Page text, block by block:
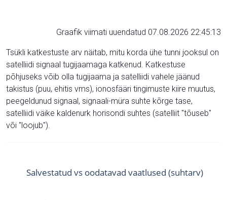
Graafik viimati uuendatud 07.08.2026 22:45:13
Tsükli katkestuste arv näitab, mitu korda ühe tunni jooksul on
satelliidi signaal tugijaamaga katkenud. Katkestuse
põhjuseks võib olla tugijaama ja satelliidi vahele jäänud
takistus (puu, ehitis vms), ionosfääri tingimuste kiire muutus,
peegeldunud signaal, signaali-müra suhte kõrge tase,
satelliidi väike kaldenurk horisondi suhtes (satelliit "tõuseb"
või "loojub").
Salvestatud vs oodatavad vaatlused (suhtarv)